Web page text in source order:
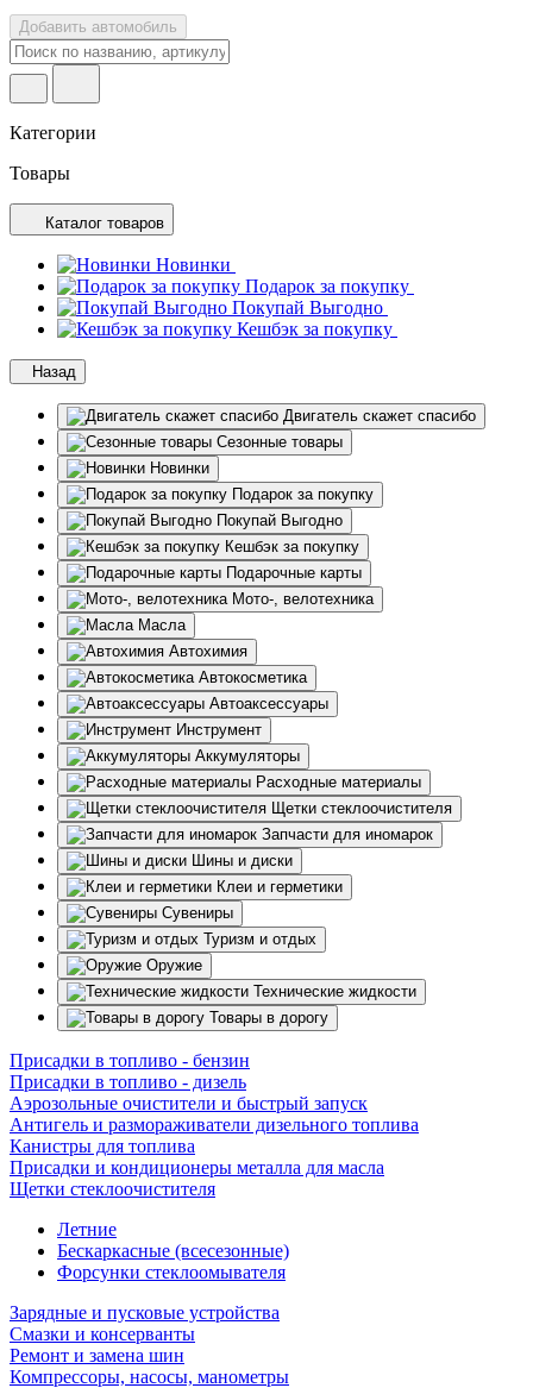
Добавить автомобиль
Категории
Товары
Каталог товаров
Новинки
Подарок за покупку
Покупай Выгодно
Кешбэк за покупку
Назад
Двигатель скажет спасибо
Сезонные товары
Новинки
Подарок за покупку
Покупай Выгодно
Кешбэк за покупку
Подарочные карты
Мото-, велотехника
Масла
Автохимия
Автокосметика
Автоаксессуары
Инструмент
Аккумуляторы
Расходные материалы
Щетки стеклоочистителя
Запчасти для иномарок
Шины и диски
Клеи и герметики
Сувениры
Туризм и отдых
Оружие
Технические жидкости
Товары в дорогу
Присадки в топливо - бензин
Присадки в топливо - дизель
Аэрозольные очистители и быстрый запуск
Антигель и размораживатели дизельного топлива
Канистры для топлива
Присадки и кондиционеры металла для масла
Щетки стеклоочистителя
Летние
Бескаркасные (всесезонные)
Форсунки стеклоомывателя
Зарядные и пусковые устройства
Смазки и консерванты
Ремонт и замена шин
Компрессоры, насосы, манометры